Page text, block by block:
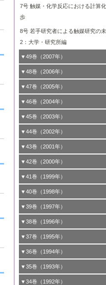
7号 触媒・化学反応における計算
歩
8号 若手研究者による触媒研究の
2：大学・研究所編
▼49巻（2007年）
1号 含フッ素化合物の合成と触媒
2号 第99回触媒討論会
3号 実用的ファインケミカル合成プ
を実現する触媒
4号 バイオマス活用のための技術
5号 こんな物質，あんな物質―新
の可能性―
6号 第100回触媒討論会
7号 『結晶の化学』を活かした触媒
8号 イオン液体の応用
▼48巻（2006年）
1号 固体酸触媒の最近の進歩
2号 第97回触媒討論会
3号 リビング重合触媒の最近の展開
4号 今後の液体燃料を支える触媒技
しい展開
7号 基礎化学品製造の触媒技術
8号 多機能型リアクター
▼47巻（2005年）
1号 最近の触媒担体とその効果
2号 第95回触媒討論会
3号 化成品を合成するゼオライト触
4号 水分解用光触媒材料
6号 第96回触媒討論会
7号 未来型金属錯体触媒開発への
8号 超臨界流体を用いた化学プロ
展開
▼46巻（2004年）
1号 部分酸化反応触媒の最前線
2号 第93回触媒討論会
3号 特殊エネルギー場の触媒反応
4号 生体内における金属の触媒作用
触媒
7号 サブナノレベルでみた新しい表
8号 オレフィン重合触媒の新たな展
▼45巻（2003年）
1号 なぜこの触媒が良いのか？
2号 第91回触媒討論会
3号 最近の自動車排ガス処理技術
4号 触媒研究の現状と将来─第90回
会Aから
5号 基礎化学品製造の触媒技術
7号 基礎化学品製造の触媒技術
8号 資源の循環と触媒技術
▼44巻（2002年）
1号 高次制御された触媒の化学
2号 第89回触媒討論会
3号 触媒を利用した電気化学の新展
4号 ナノ材料の調製と機能化
6号 第90回触媒討論会
7号 触媒研究と学術雑誌/情報
8号 若い世代からみた触媒化学の
来
▼43巻（2001年）
1号 グリーンケミストリーと触媒
2号 第87回触媒討論会特集号
3号 生体触媒とバイオプロセス
4号 水素製造・利用の触媒化学
ビナトリアルケミストリー
7号 企業における触媒研究のブレー
ー
8号 この材料を触媒として使ってみ
▼42巻（2000年）
1号 触媒反応工学の明日を拓く
2号 第85回触媒討論会
3号 反応ダイナミクス
4号 超臨界流体の触媒反応への応用
か
7号 水素化精製触媒の新しい展開
▼41巻（1999年）
1号 孔、穴、あな?-特異な空間とそ
2号 第83回触媒討論会
3号 均一系触媒反応最前線
4号 実用炭素材料の新展開
6号 第84回触媒討論会
7号 機能性金属材料と触媒
▼40巻（1998年）
1号 創立40周年記念・触媒化学この
媒学会この10年の歩みとこれから/
年記念・記録は語る
2号 第81回触媒討論会
3号 計算機触媒化学へのさそい
4号 触媒劣化の制御と予測
▼39巻（1997年）
1号 均一系と不均一系触媒反応-そ
2号 第79回触媒討論会
3号 最新NO除去触媒の実用化研究
4号 新しい反応場を目指した触媒
▼38巻（1996年）
1号 触媒の構造と触媒作用/C1化学
2号 第77回触媒討論会
3号 オリンピックメダル:金・銀・
▼37巻（1995年）
1号 ファインケミカルズと固体触媒
2号 第75回触媒討論会
3号 希土類を利用した触媒
▼36巻（1994年）
1号 電気化学と触媒
2号 第73回触媒討論会
▼35巻（1993年）
1号 工業触媒開発マニュアル―探索
▼34巻（1992年）